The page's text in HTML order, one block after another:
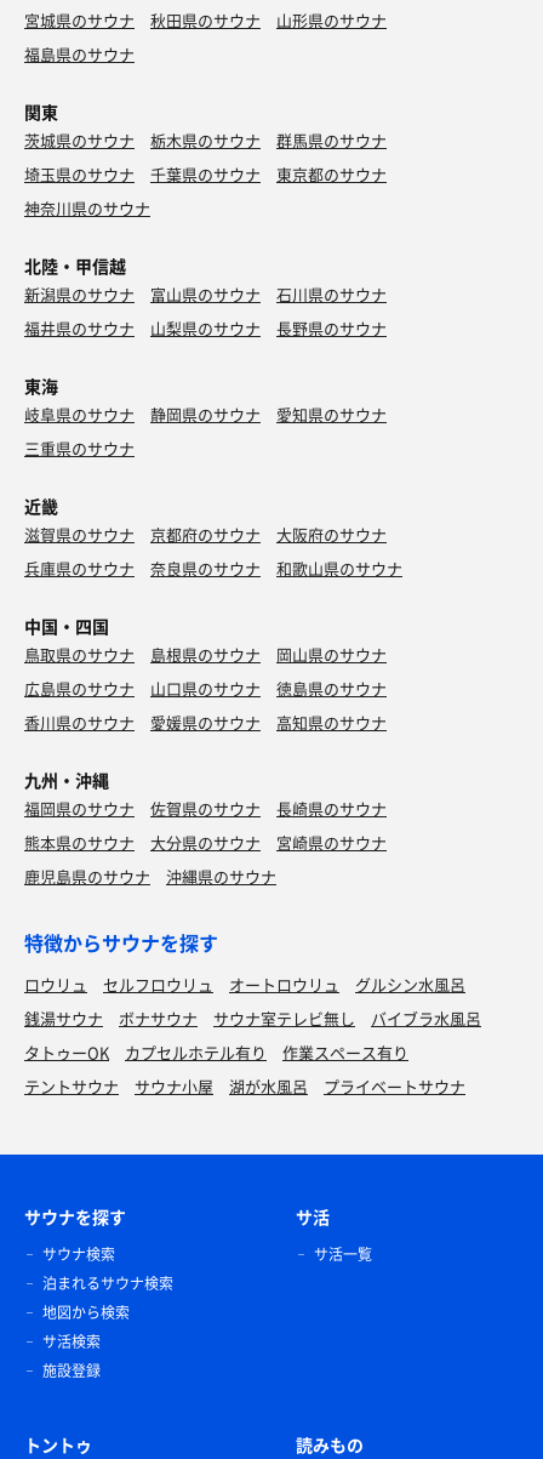
600円でサイズデカめ
宮城県のサウナ
秋田県のサウナ
山形県のサウナ
福島県のサウナ
関東
茨城県のサウナ 栃木県のサウナ
群馬県のサウナ
埼玉県のサウナ
千葉県のサウナ
東京都のサウナ
神奈川県のサウナ
北陸・甲信越
新潟県のサウナ 富山県のサウナ
石川県のサウナ
福井県のサウナ
山梨県のサウナ 長野県のサウナ
東海
岐阜県のサウナ 静岡県のサウナ
愛知県のサウナ
三重県のサウナ
近畿
滋賀県のサウナ 京都府のサウナ
大阪府のサウナ
兵庫県のサウナ
奈良県のサウナ 和歌山県のサウナ
中国・四国
鳥取県のサウナ 島根県のサウナ
岡山県のサウナ
広島県のサウナ
山口県のサウナ
徳島県のサウナ
香川県のサウナ
愛媛県のサウナ 高知県のサウナ
九州・沖縄
福岡県のサウナ 佐賀県のサウナ
長崎県のサウナ
熊本県のサウナ
大分県のサウナ
宮崎県のサウナ
鹿児島県のサウナ
沖縄県のサウナ
特徴からサウナを探す
ロウリュ セルフロウリュ オートロウリュ
グルシン水風呂
銭湯サウナ
ボナサウナ サウナ室テレビ無し
バイブラ水風呂
タトゥーOK
カプセルホテル有り
作業スペース有り
テントサウナ
サウナ小屋 湖が水風呂 プライベートサウナ
サウナを探す
サウナ検索
泊まれるサウナ検索
地図から検索
サ活検索
施設登録
サ活
サ活一覧
トントゥ 読みもの